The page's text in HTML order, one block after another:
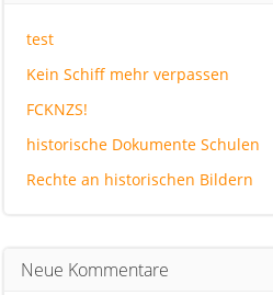
test
Kein Schiff mehr verpassen
FCKNZS!
historische Dokumente Schulen
Rechte an historischen Bildern
Neue Kommentare